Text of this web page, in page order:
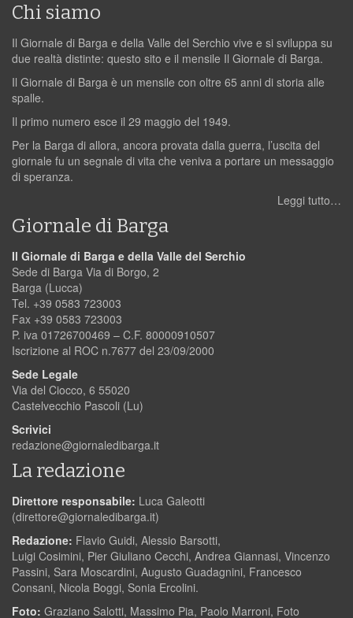
Chi siamo
Il Giornale di Barga e della Valle del Serchio vive e si sviluppa su
due realtà distinte: questo sito e il mensile Il Giornale di Barga.
Il Giornale di Barga è un mensile con oltre 65 anni di storia alle
spalle.
Il primo numero esce il 29 maggio del 1949.
Per la Barga di allora, ancora provata dalla guerra, l’uscita del
giornale fu un segnale di vita che veniva a portare un messaggio
di speranza.
Leggi tutto…
Giornale di Barga
Il Giornale di Barga e della Valle del Serchio
Sede di Barga Via di Borgo, 2
Barga (Lucca)
Tel. +39 0583 723003
Fax +39 0583 723003
P. iva 01726700469 – C.F. 80000910507
Iscrizione al ROC n.7677 del 23/09/2000
Sede Legale
Via del Ciocco, 6 55020
Castelvecchio Pascoli (Lu)
Scrivici
redazione@giornaledibarga.it
La redazione
Direttore responsabile: Luca Galeotti
(direttore@giornaledibarga.it)
Redazione: Flavio Guidi, Alessio Barsotti,
Luigi Cosimini, Pier Giuliano Cecchi, Andrea Giannasi, Vincenzo
Passini, Sara Moscardini, Augusto Guadagnini, Francesco
Consani, Nicola Boggi, Sonia Ercolini.
Foto: Graziano Salotti, Massimo Pia, Paolo Marroni, Foto